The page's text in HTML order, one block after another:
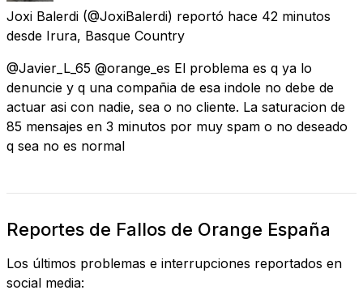
Joxi Balerdi (@JoxiBalerdi) reportó hace 42 minutos
desde Irura, Basque Country
@Javier_L_65 @orange_es El problema es q ya lo
denuncie y q una compañia de esa indole no debe de
actuar asi con nadie, sea o no cliente. La saturacion de
85 mensajes en 3 minutos por muy spam o no deseado
q sea no es normal
Reportes de Fallos de Orange España
Los últimos problemas e interrupciones reportados en
social media: